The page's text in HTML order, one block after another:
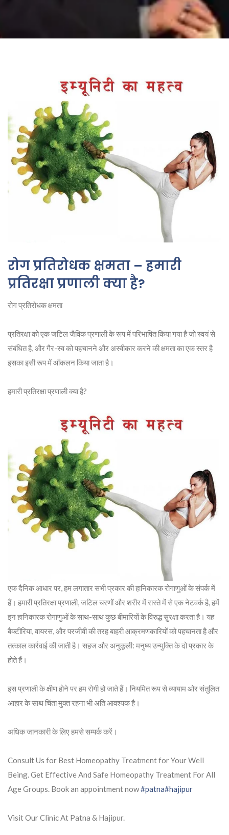
रोग प्रतिरोधक क्षमता – हमारी
प्रतिरक्षा प्रणाली क्या है?
रोग प्रतिरोधक क्षमता
प्रतिरक्षा को एक जटिल जैविक प्रणाली के रूप में परिभाषित किया गया है जो स्वयं से
संबंधित है, और गैर-स्व को पहचानने और अस्वीकार करने की क्षमता का एक स्तर है
इसका इसी रूप में आँकलन किया जाता है।
हमारी प्रतिरक्षा प्रणाली क्या है?
एक दैनिक आधार पर, हम लगातार सभी प्रकार की हानिकारक रोगाणुओं के संपर्क में
हैं। हमारी प्रतिरक्षा प्रणाली, जटिल चरणों और शरीर में रास्ते में से एक नेटवर्क है, हमें
इन हानिकारक रोगाणुओं के साथ-साथ कुछ बीमारियों के विरुद्ध सुरक्षा करता है। यह
बैक्टीरिया, वायरस, और परजीवी की तरह बाहरी आक्रमणकारियों को पहचानता है और
तत्काल कार्रवाई की जाती है। सहज और अनुकूली: मनुष्य उन्मुक्ति के दो प्रकार के
होते हैं।
इस प्रणाली के क्षीण होने पर हम रोगी हो जाते हैं। नियमित रूप से व्यायाम ओर संतुलित
आहार के साथ चिंता मुक्त रहना भी अति आवश्यक है।
अधिक जानकारी के लिए हमसे सम्पर्क करें।
Consult Us for Best Homeopathy Treatment for Your Well
Being. Get Effective And Safe Homeopathy Treatment For All
Age Groups. Book an appointment now#patna#hajipur
Visit Our Clinic At Patna & Hajipur.